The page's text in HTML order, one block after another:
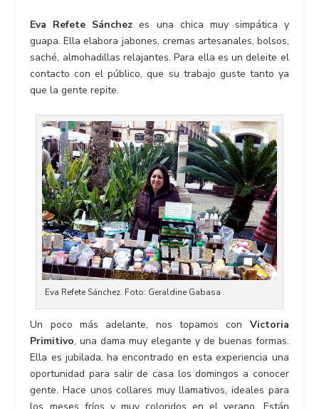
Eva Refete Sánchez es una chica muy simpática y
guapa. Ella elabora jabones, cremas artesanales, bolsos,
saché, almohadillas relajantes. Para ella es un deleite el
contacto con el público, que su trabajo guste tanto ya
que la gente repite.
Eva Refete Sánchez. Foto: Geraldine Gabasa
Un poco más adelante, nos topamos con Victoria
Primitivo, una dama muy elegante y de buenas formas.
Ella es jubilada, ha encontrado en esta experiencia una
oportunidad para salir de casa los domingos a conocer
gente. Hace unos collares muy llamativos, ideales para